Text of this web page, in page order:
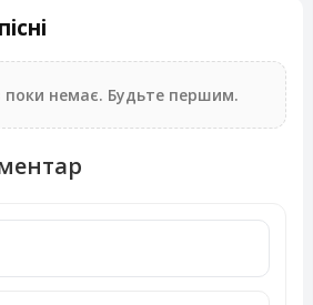
поки немає. Будьте першим.